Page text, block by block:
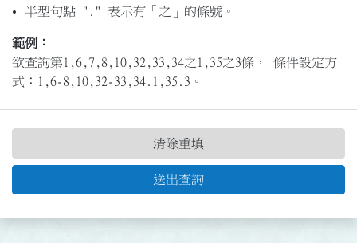
半型句點 "." 表示有「之」的條號。
範例：
欲查詢第1,6,7,8,10,32,33,34之1,35之3條， 條件設定方
式：1,6-8,10,32-33,34.1,35.3。
送出查詢
清除重填